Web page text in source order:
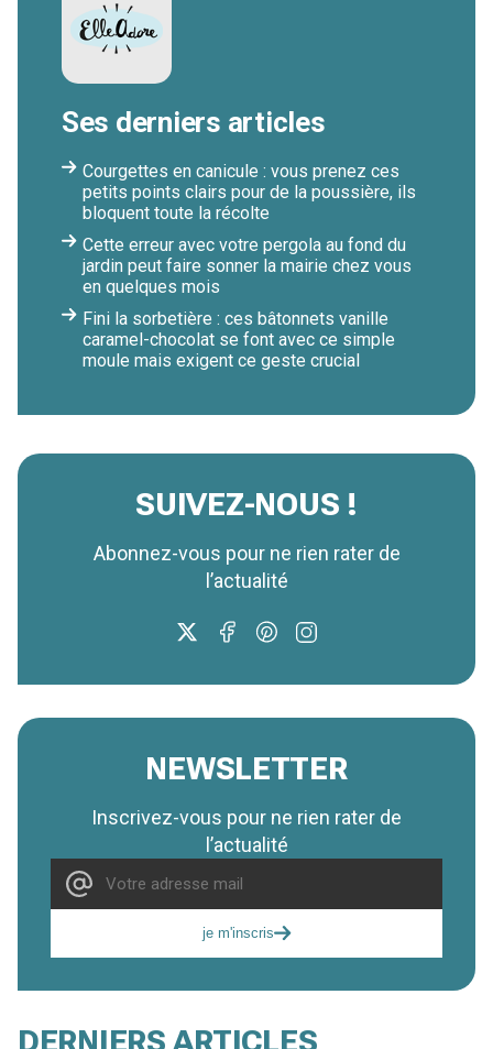
Ses derniers articles
Courgettes en canicule : vous prenez ces
petits points clairs pour de la poussière, ils
bloquent toute la récolte
Cette erreur avec votre pergola au fond du
jardin peut faire sonner la mairie chez vous
en quelques mois
Fini la sorbetière : ces bâtonnets vanille
caramel-chocolat se font avec ce simple
moule mais exigent ce geste crucial
SUIVEZ-NOUS !
Abonnez-vous pour ne rien rater de
l’actualité
NEWSLETTER
Inscrivez-vous pour ne rien rater de
l’actualité
je m'inscris
DERNIERS ARTICLES